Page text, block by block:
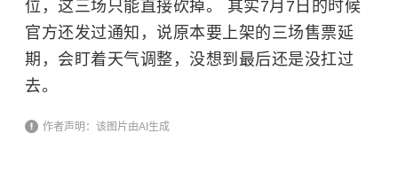
位，这三场只能直接砍掉。 其实7月7日的时候
官方还发过通知，说原本要上架的三场售票延
期，会盯着天气调整，没想到最后还是没扛过
去。
作者声明：该图片由AI生成